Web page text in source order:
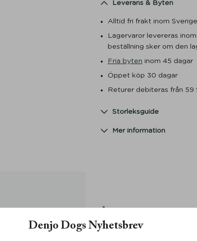
Leverans & Byten
Alltid fri frakt inom
Lagervaror levereras
beställning sker om den
Fria byten inom 45 dagar
Öppet köp 30 dagar
Returer debiteras från
Storleksguide
Mer information
Denjo Dogs Nyhetsbrev